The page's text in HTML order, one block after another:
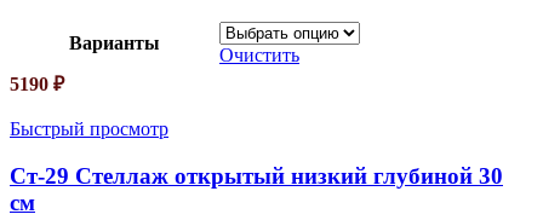
Варианты
Очистить
5190 ₽
Быстрый просмотр
Ст-29 Стеллаж открытый низкий глубиной 30
см